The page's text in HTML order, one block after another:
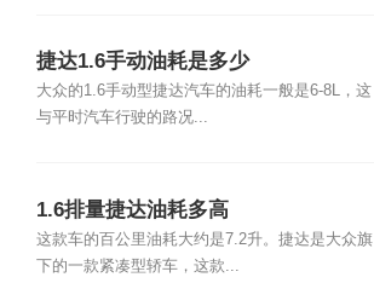
捷达1.6手动油耗是多少
大众的1.6手动型捷达汽车的油耗一般是6-8L，这
与平时汽车行驶的路况...
1.6排量捷达油耗多高
这款车的百公里油耗大约是7.2升。捷达是大众旗
下的一款紧凑型轿车，这款...